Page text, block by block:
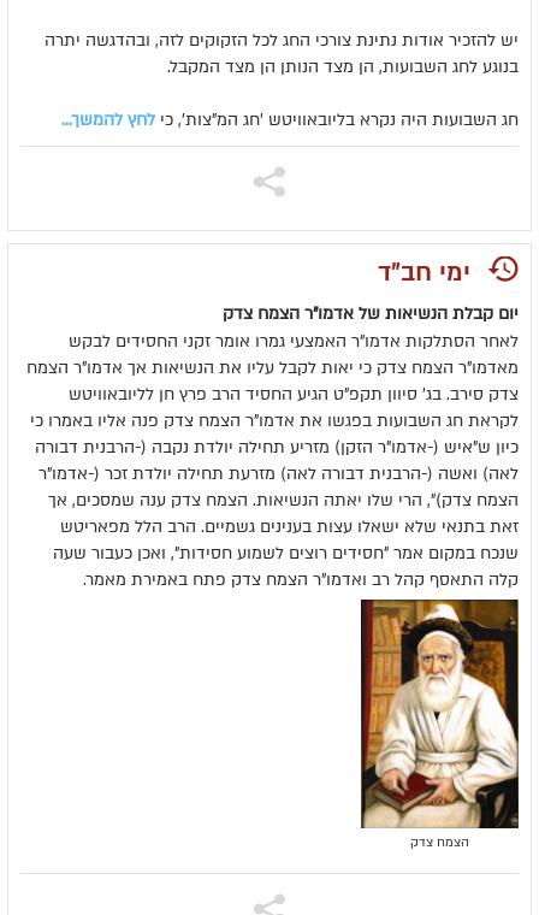
יש להזכיר אודות נתינת צורכי החג לכל הזקוקים לזה, ובהדגשה יתרה
בנוגע לחג השבועות, הן מצד הנותן הן מצד המקבל.
חג השבועות היה נקרא בליובאוויטש 'חג המ"צות', כילחץ להמשך...
ימי חב"ד
יום קבלת הנשיאות של אדמו"ר הצמח צדק
לאחר הסתלקות אדמו"ר האמצעי גמרו אומר זקני החסידים לבקש
מאדמו"ר הצמח צדק כי יאות לקבל עליו את הנשיאות אך אדמו"ר הצמח
צדק סירב. בג' סיוון תקפ"ט הגיע החסיד הרב פרץ חן לליובאוויטש
לקראת חג השבועות בפגשו את אדמו"ר הצמח צדק פנה אליו באמרו כי
כיון ש"איש (-אדמו"ר הזקן) מזריע תחילה יולדת נקבה (-הרבנית דבורה
לאה) ואשה (-הרבנית דבורה לאה) מזרעת תחילה יולדת זכר (-אדמו"ר
הצמח צדק)", הרי שלו יאתה הנשיאות. הצמח צדק ענה שמסכים, אך
זאת בתנאי שלא ישאלו עצות בענינים גשמיים. הרב הלל מפאריטש
שנכח במקום אמר "חסידים רוצים לשמוע חסידות", ואכן כעבור שעה
קלה התאסף קהל רב ואדמו"ר הצמח צדק פתח באמירת מאמר.
הצמח צדק